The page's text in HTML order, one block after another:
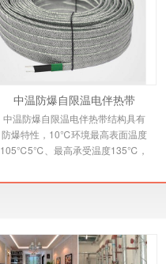
中温防爆自限温电伴热带
中温防爆自限温电伴热带结构具有
防爆特性，10℃环境最高表面温度
105℃5℃、最高承受温度135℃，
带，它是新一代唯一带